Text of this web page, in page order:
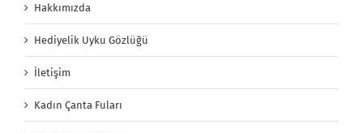
Hakkımızda
Hediyelik Uyku Gözlüğü
İletişim
Kadın Çanta Fuları